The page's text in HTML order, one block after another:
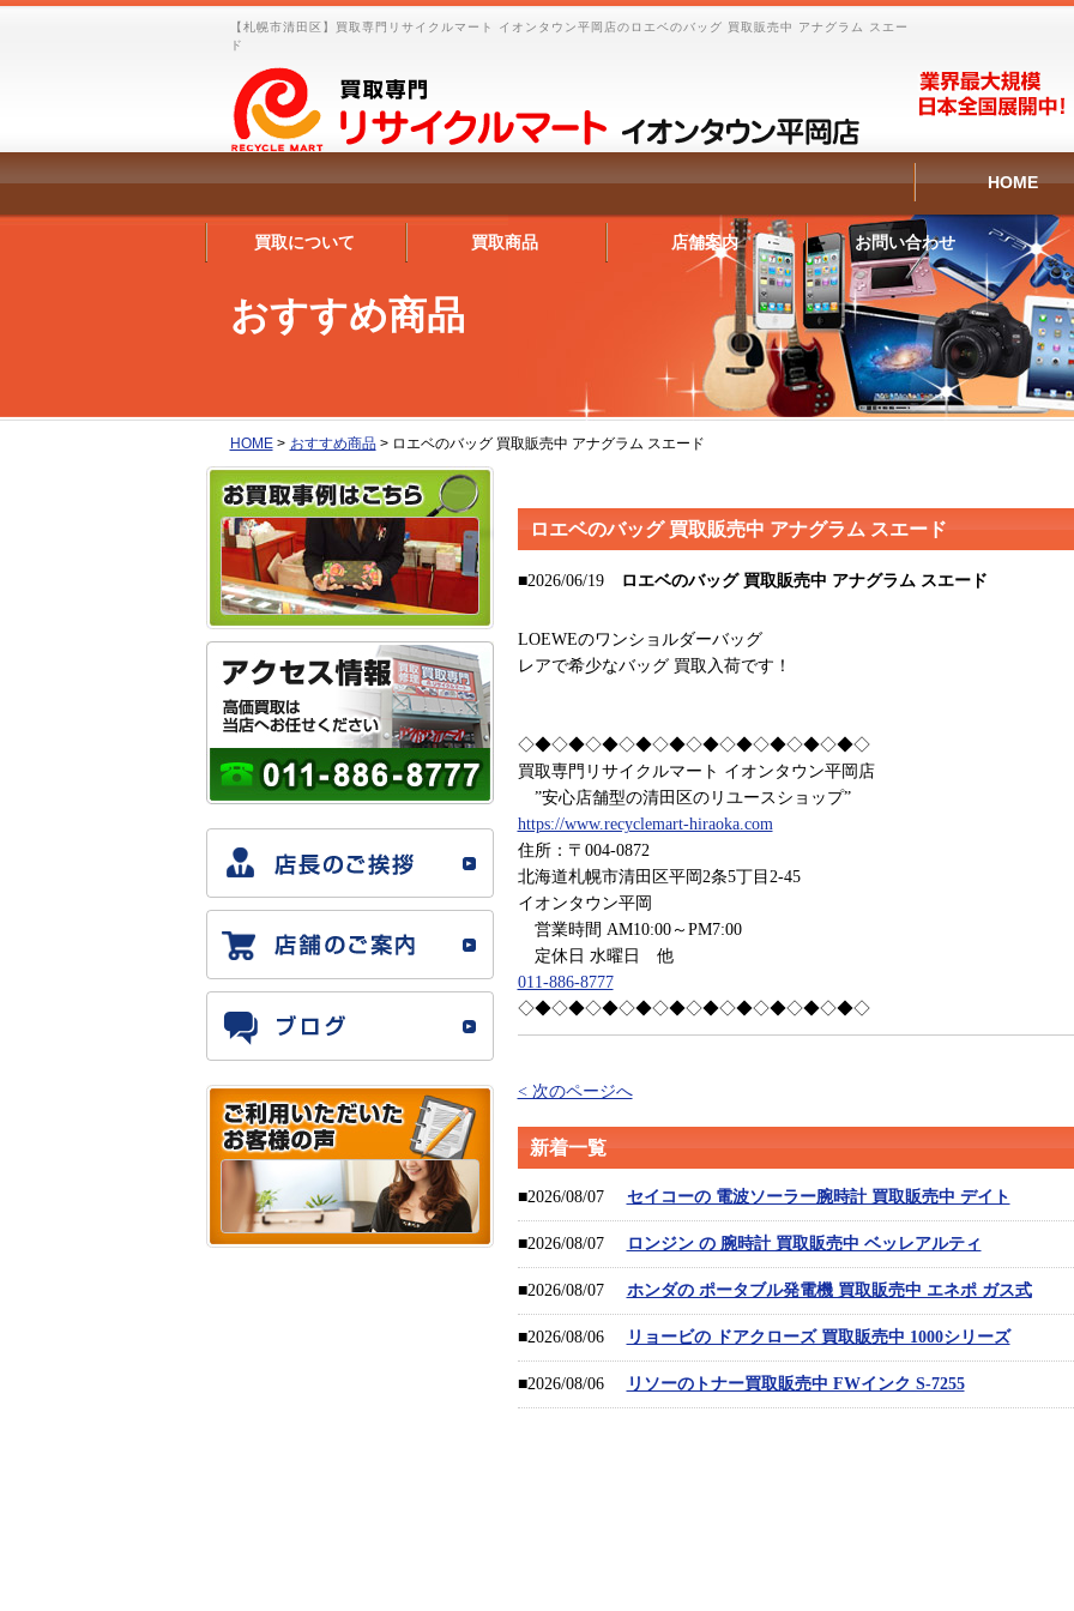
【札幌市清田区】買取専門リサイクルマート イオンタウン平岡店のロエベのバッグ 買取販売中 アナグラム スエー
ド
HOME
買取について 買取商品 店舗案内 お問い合わせ
おすすめ商品
HOME> おすすめ商品> ロエベのバッグ 買取販売中 アナグラム スエード
ロエベのバッグ 買取販売中 アナグラム スエード
■2026/06/19 ロエベのバッグ 買取販売中 アナグラム スエード
LOEWEのワンショルダーバッグ
レアで希少なバッグ 買取入荷です！
◇◆◇◆◇◆◇◆◇◆◇◆◇◆◇◆◇◆◇◆◇
買取専門リサイクルマート イオンタウン平岡店
”安心店舗型の清田区のリユースショップ”
https://www.recyclemart-hiraoka.com
住所：〒004-0872
北海道札幌市清田区平岡2条5丁目2-45
イオンタウン平岡
営業時間 AM10:00～PM7:00
定休日 水曜日 他
011-886-8777
◇◆◇◆◇◆◇◆◇◆◇◆◇◆◇◆◇◆◇◆◇
< 次のページへ
新着一覧
■2026/08/07 セイコーの 電波ソーラー腕時計 買取販売中 デイト
■2026/08/07 ロンジン の 腕時計 買取販売中 ベッレアルティ
■2026/08/07 ホンダの ポータブル発電機 買取販売中 エネポ ガス式
■2026/08/06 リョービの ドアクローズ 買取販売中 1000シリーズ
■2026/08/06 リソーのトナー買取販売中 FWインク S-7255